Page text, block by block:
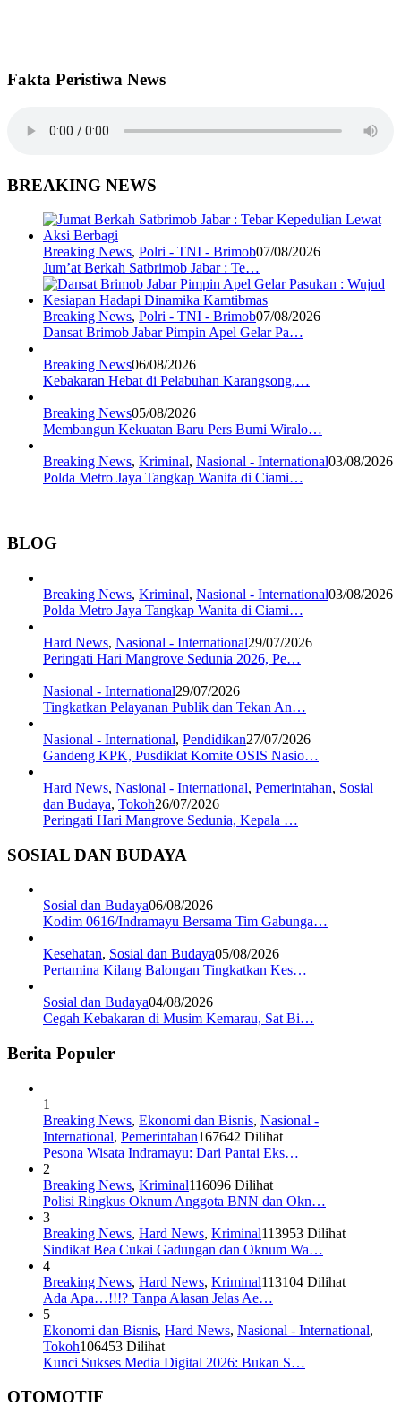
Fakta Peristiwa News
BREAKING NEWS
Breaking News, Polri - TNI - Brimob07/08/2026
Jum’at Berkah Satbrimob Jabar : Te…
Breaking News, Polri - TNI - Brimob07/08/2026
Dansat Brimob Jabar Pimpin Apel Gelar Pa…
Breaking News06/08/2026
Kebakaran Hebat di Pelabuhan Karangsong,…
Breaking News05/08/2026
Membangun Kekuatan Baru Pers Bumi Wiralo…
Breaking News, Kriminal, Nasional - International03/08/2026
Polda Metro Jaya Tangkap Wanita di Ciami…
BLOG
Breaking News, Kriminal, Nasional - International03/08/2026
Polda Metro Jaya Tangkap Wanita di Ciami…
Hard News, Nasional - International29/07/2026
Peringati Hari Mangrove Sedunia 2026, Pe…
Nasional - International29/07/2026
Tingkatkan Pelayanan Publik dan Tekan An…
Nasional - International, Pendidikan27/07/2026
Gandeng KPK, Pusdiklat Komite OSIS Nasio…
Hard News, Nasional - International, Pemerintahan, Sosial
dan Budaya, Tokoh26/07/2026
Peringati Hari Mangrove Sedunia, Kepala …
SOSIAL DAN BUDAYA
Sosial dan Budaya06/08/2026
Kodim 0616/Indramayu Bersama Tim Gabunga…
Kesehatan, Sosial dan Budaya05/08/2026
Pertamina Kilang Balongan Tingkatkan Kes…
Sosial dan Budaya04/08/2026
Cegah Kebakaran di Musim Kemarau, Sat Bi…
Berita Populer
1
Breaking News, Ekonomi dan Bisnis, Nasional -
International, Pemerintahan167642 Dilihat
Pesona Wisata Indramayu: Dari Pantai Eks…
2
Breaking News, Kriminal116096 Dilihat
Polisi Ringkus Oknum Anggota BNN dan Okn…
3
Breaking News, Hard News, Kriminal113953 Dilihat
Sindikat Bea Cukai Gadungan dan Oknum Wa…
4
Breaking News, Hard News, Kriminal113104 Dilihat
Ada Apa…!!!? Tanpa Alasan Jelas Ae…
5
Ekonomi dan Bisnis, Hard News, Nasional - International,
Tokoh106453 Dilihat
Kunci Sukses Media Digital 2026: Bukan S…
OTOMOTIF